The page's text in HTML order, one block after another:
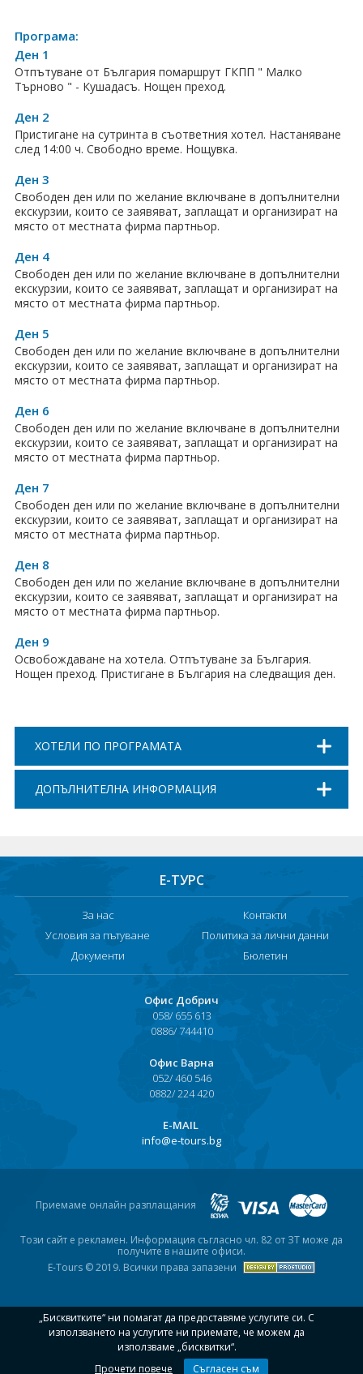
ВХОД ЗА АГЕНТИ
Програма:
Ден 1
Отпътуване от България помаршрут ГКПП " Малко
Търново " - Кушадасъ. Нощен преход.
Ден 2
Пристигане на сутринта в съответния хотел. Настаняване
след 14:00 ч. Свободно време. Нощувка.
Ден 3
Свободен ден или по желание включване в допълнителни
екскурзии, които се заявяват, заплащат и организират на
място от местната фирма партньор.
Ден 4
Свободен ден или по желание включване в допълнителни
екскурзии, които се заявяват, заплащат и организират на
място от местната фирма партньор.
Ден 5
Свободен ден или по желание включване в допълнителни
екскурзии, които се заявяват, заплащат и организират на
място от местната фирма партньор.
Ден 6
Свободен ден или по желание включване в допълнителни
екскурзии, които се заявяват, заплащат и организират на
място от местната фирма партньор.
Ден 7
Свободен ден или по желание включване в допълнителни
екскурзии, които се заявяват, заплащат и организират на
място от местната фирма партньор.
Ден 8
Свободен ден или по желание включване в допълнителни
екскурзии, които се заявяват, заплащат и организират на
място от местната фирма партньор.
Ден 9
Освобождаване на хотела. Отпътуване за България.
Нощен преход. Пристигане в България на следващия ден.
ХОТЕЛИ ПО ПРОГРАМАТА
ДОПЪЛНИТЕЛНА ИНФОРМАЦИЯ
Е-ТУРС
За нас
Контакти
Условия за пътуване
Политика за лични данни
Документи
Бюлетин
Офис Добрич
058/ 655 613
0886/ 744410
Офис Варна
052/ 460 546
0882/ 224 420
Е-MAIL
info@e-tours.bg
Приемаме онлайн разплащания
Този сайт е рекламен. Информация съгласно чл. 82 от ЗТ може да
получите в нашите офиси.
E-Tours © 2019. Всички права запазени
„Бисквитките“ ни помагат да предоставяме услугите си. С
използването на услугите ни приемате, че можем да
използваме „бисквитки“.
Прочети повече
Съгласен съм